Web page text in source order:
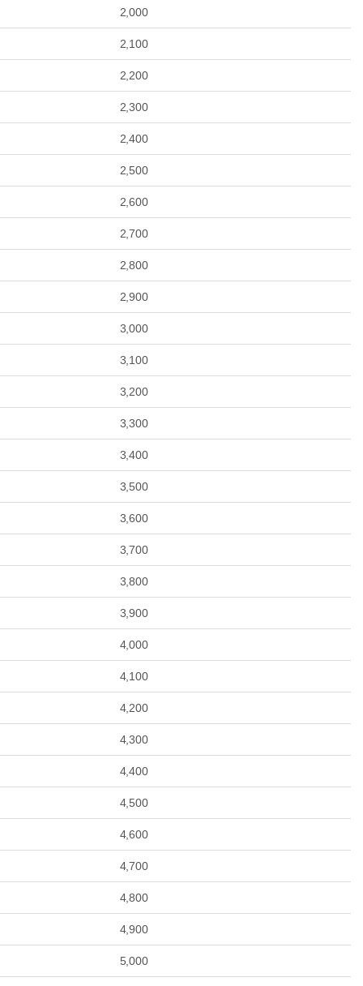
2,000
2,100
2,200
2,300
2,400
2,500
2,600
2,700
2,800
2,900
3,000
3,100
3,200
3,300
3,400
3,500
3,600
3,700
3,800
3,900
4,000
4,100
4,200
4,300
4,400
4,500
4,600
4,700
4,800
4,900
5,000